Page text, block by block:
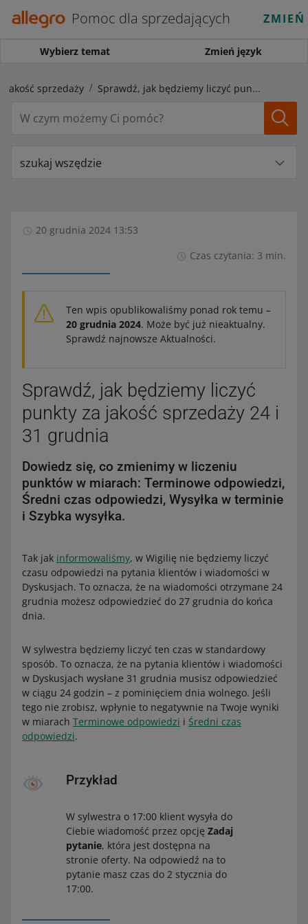
Pomoc dla sprzedających
Wybierz temat Zmień język
Jakość sprzedaży Sprawdź, jak będziemy liczyć punkty za jakość sprzedaży 24 i 31 grudnia
szukaj wszędzie
20 grudnia 2024 13:53
Czas czytania: 3 min.
Ten wpis opublikowaliśmy ponad rok temu –
20 grudnia 2024. Może być już nieaktualny.
Sprawdź najnowsze Aktualności.
Sprawdź, jak będziemy liczyć
punkty za jakość sprzedaży 24 i
31 grudnia
Dowiedz się, co zmienimy w liczeniu
punktów w miarach: Terminowe odpowiedzi,
Średni czas odpowiedzi, Wysyłka w terminie
i Szybka wysyłka.
Tak jak informowaliśmy, w Wigilię nie będziemy liczyć
czasu odpowiedzi na pytania klientów i wiadomości w
Dyskusjach. To oznacza, że na wiadomości otrzymane 24
grudnia możesz odpowiedzieć do 27 grudnia do końca
dnia.
W sylwestra będziemy liczyć ten czas w standardowy
sposób. To oznacza, że na pytania klientów i wiadomości
w Dyskusjach wysłane 31 grudnia musisz odpowiedzieć
w ciągu 24 godzin – z pominięciem dnia wolnego. Jeśli
tego nie zrobisz, wpłynie to negatywnie na Twoje wyniki
w miarach Terminowe odpowiedzi i Średni czas
odpowiedzi.
Przykład
W sylwestra o 17:00 klient wysyła do
Ciebie wiadomość przez opcję Zadaj
pytanie, która jest dostępna na
stronie oferty. Na odpowiedź na to
pytanie masz czas do 2 stycznia do
17:00.